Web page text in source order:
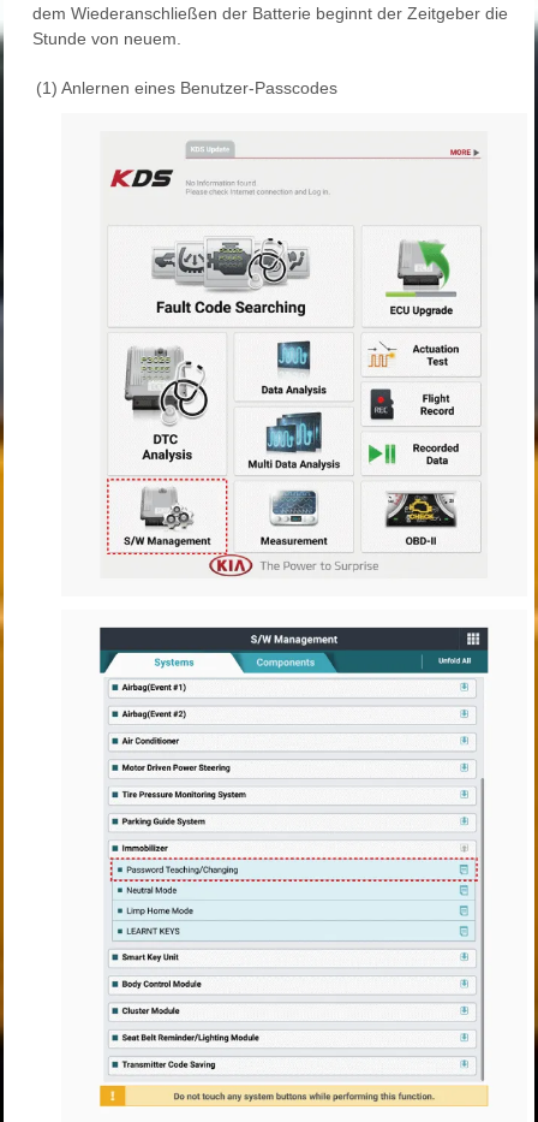
dem Wiederanschließen der Batterie beginnt der Zeitgeber die
Stunde von neuem.
(1) Anlernen eines Benutzer-Passcodes